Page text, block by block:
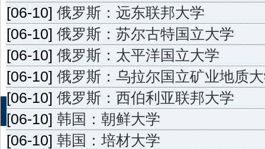
[06-10] 俄罗斯：远东联邦大学
[06-10] 俄罗斯：苏尔古特国立大学
[06-10] 俄罗斯：太平洋国立大学
[06-10] 俄罗斯：乌拉尔国立矿业地质
[06-10] 俄罗斯：西伯利亚联邦大学
[06-10] 韩国：朝鲜大学
[06-10] 韩国：培材大学